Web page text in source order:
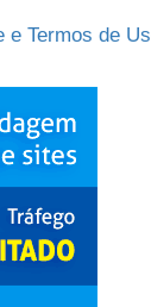
e Termos de